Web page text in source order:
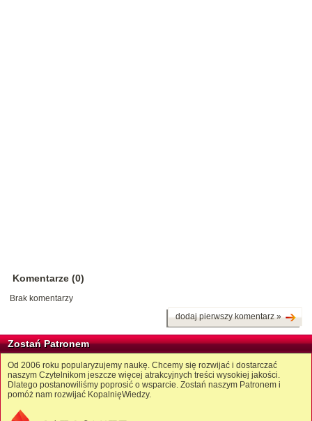
Komentarze (0)
Brak komentarzy
dodaj pierwszy komentarz »
Zostań Patronem
Od 2006 roku popularyzujemy naukę. Chcemy się rozwijać i dostarczać
naszym Czytelnikom jeszcze więcej atrakcyjnych treści wysokiej jakości.
Dlatego postanowiliśmy poprosić o wsparcie. Zostań naszym Patronem i
pomóż nam rozwijać KopalnięWiedzy.